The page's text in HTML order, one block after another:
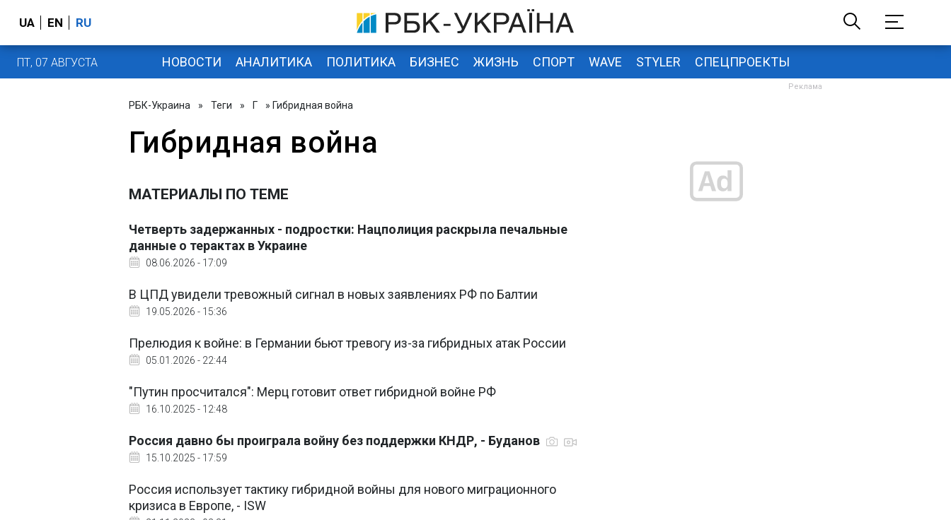
UA EN RU
ПТ, 07 АВГУСТА НОВОСТИ АНАЛИТИКА ПОЛИТИКА БИЗНЕС ЖИЗНЬ СПОРТ WAVE STYLER СПЕЦПРОЕКТЫ
РБК-Украина » Теги » Г » Гибридная война
Гибридная война
МАТЕРИАЛЫ ПО ТЕМЕ
Четверть задержанных - подростки: Нацполиция раскрыла печальные
данные о терактах в Украине
08.06.2026 - 17:09
В ЦПД увидели тревожный сигнал в новых заявлениях РФ по Балтии
19.05.2026 - 15:36
Прелюдия к войне: в Германии бьют тревогу из-за гибридных атак России
05.01.2026 - 22:44
"Путин просчитался": Мерц готовит ответ гибридной войне РФ
16.10.2025 - 12:48
Россия давно бы проиграла войну без поддержки КНДР, - Буданов
15.10.2025 - 17:59
Россия использует тактику гибридной войны для нового миграционного
кризиса в Европе, - ISW